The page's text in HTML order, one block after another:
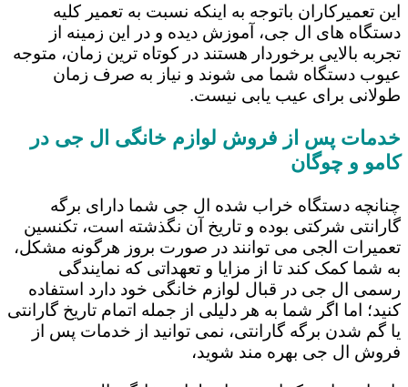
این تعمیرکاران باتوجه به اینکه نسبت به تعمیر کلیه
دستگاه های ال جی، آموزش دیده و در این زمینه از
تجربه بالایی برخوردار هستند در کوتاه ترین زمان، متوجه
عیوب دستگاه شما می شوند و نیاز به صرف زمان
طولانی برای عیب یابی نیست.
خدمات پس از فروش لوازم خانگی ال جی در
کامو و چوگان
چنانچه دستگاه خراب شده ال جی شما دارای برگه
گارانتی شرکتی بوده و تاریخ آن نگذشته است، تکنسین
تعمیرات الجی می توانند در صورت بروز هرگونه مشکل،
به شما کمک کند تا از مزایا و تعهداتی که نمایندگی
رسمی ال جی در قبال لوازم خانگی خود دارد استفاده
کنید؛ اما اگر شما به هر دلیلی از جمله اتمام تاریخ گارانتی
یا گم شدن برگه گارانتی، نمی توانید از خدمات پس از
فروش ال جی بهره مند شوید،